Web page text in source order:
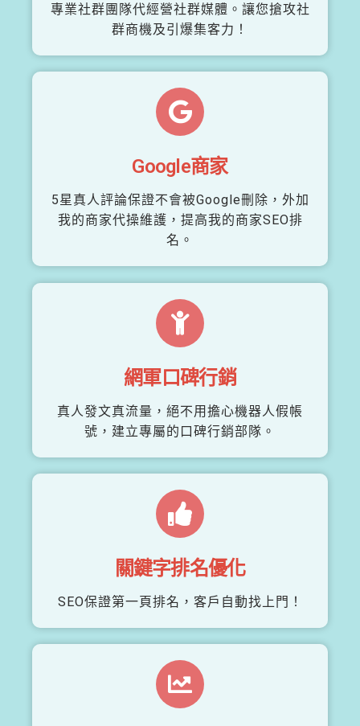
專業社群團隊代經營社群媒體。讓您搶攻社
群商機及引爆集客力！
Google商家
5星真人評論保證不會被Google刪除，外加
我的商家代操維護，提高我的商家SEO排
名。
網軍口碑行銷
真人發文真流量，絕不用擔心機器人假帳
號，建立專屬的口碑行銷部隊。
關鍵字排名優化
SEO保證第一頁排名，客戶自動找上門！